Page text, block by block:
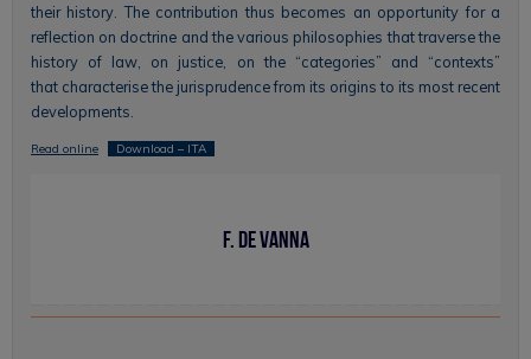
their history. The contribution thus becomes an opportunity for a
reflection on doctrine and the various philosophies that traverse the
history of law, on justice, on the “categories” and “contexts”
that characterise the jurisprudence from its origins to its most recent
developments.
Read online Download – ITA
F. De Vanna